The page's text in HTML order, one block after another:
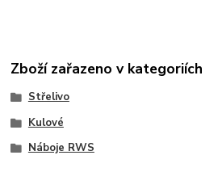
Zboží zařazeno v kategoriích
Střelivo
Kulové
Náboje RWS